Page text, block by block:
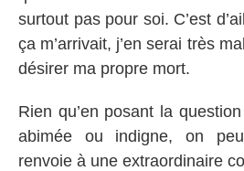
surtout pas pour soi. C’est
ça m’arrivait, j’en serai très
désirer ma propre mort.
Rien qu’en posant la
abimée ou indigne, on
renvoie à une extraordinaire